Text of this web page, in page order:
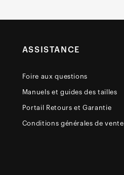
ASSISTANCE
Foire aux questions
Manuels et guides des tailles
Portail Retours et Garantie
Conditions générales de vente